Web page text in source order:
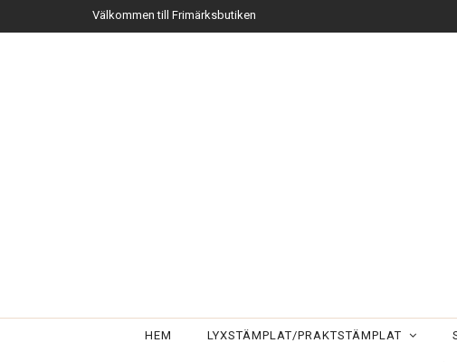
Välkommen till Frimärksbutiken
HEM LYXSTÄMPLAT/PRAKTSTÄMPLAT